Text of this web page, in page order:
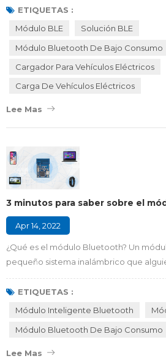
vehículos eléctricos crea un escenario
para equilibrar las demandas de carga
La carga inteligente...
ETIQUETAS :
Módulo BLE
Solución BLE
Módulo Bluetooth De Bajo Consumo
Cargador Para Vehículos Eléctricos
Carga De Vehículos Eléctricos
Lee Mas
3 minutos para saber sobre el
Apr 14, 2022
¿Qué es el módulo Bluetooth? Un
pequeño sistema inalámbrico que
y certificado por la FCC, IC, CE, ETSI,
pequeños PCBA que incluyen un
todo el hardware necesario para
incluyen (pero no se limitan a): Un S...
ETIQUETAS :
Módulo Inteligente Bluetooth
Módulo Bluetooth De Bajo Consumo
Lee Mas